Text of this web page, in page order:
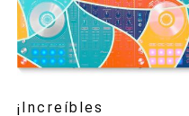
¡Increíbles